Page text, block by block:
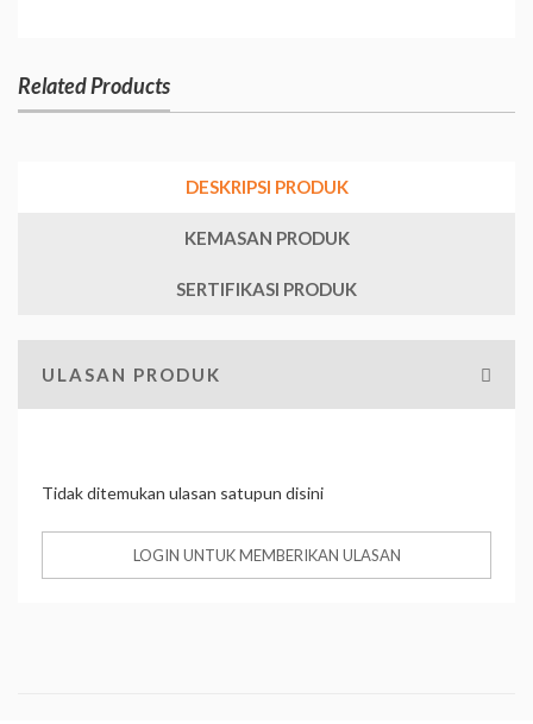
Related Products
DESKRIPSI PRODUK
KEMASAN PRODUK
SERTIFIKASI PRODUK
ULASAN PRODUK
Tidak ditemukan ulasan satupun disini
LOGIN UNTUK MEMBERIKAN ULASAN